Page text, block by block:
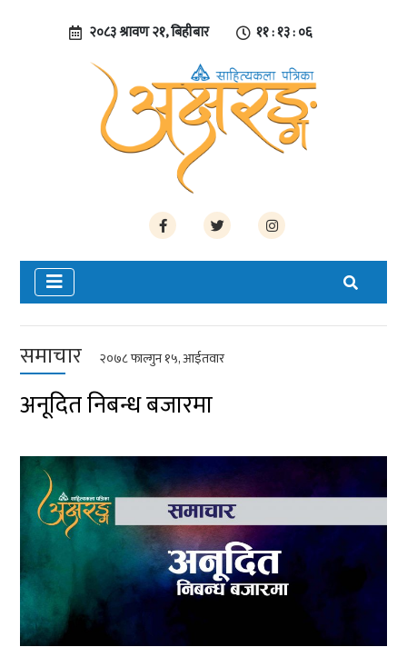
२०८३ श्रावण २१, बिहीबार ११ : १३ : ०६
समाचार २०७८ फाल्गुन १५, आईतवार
अनूदित निबन्ध बजारमा